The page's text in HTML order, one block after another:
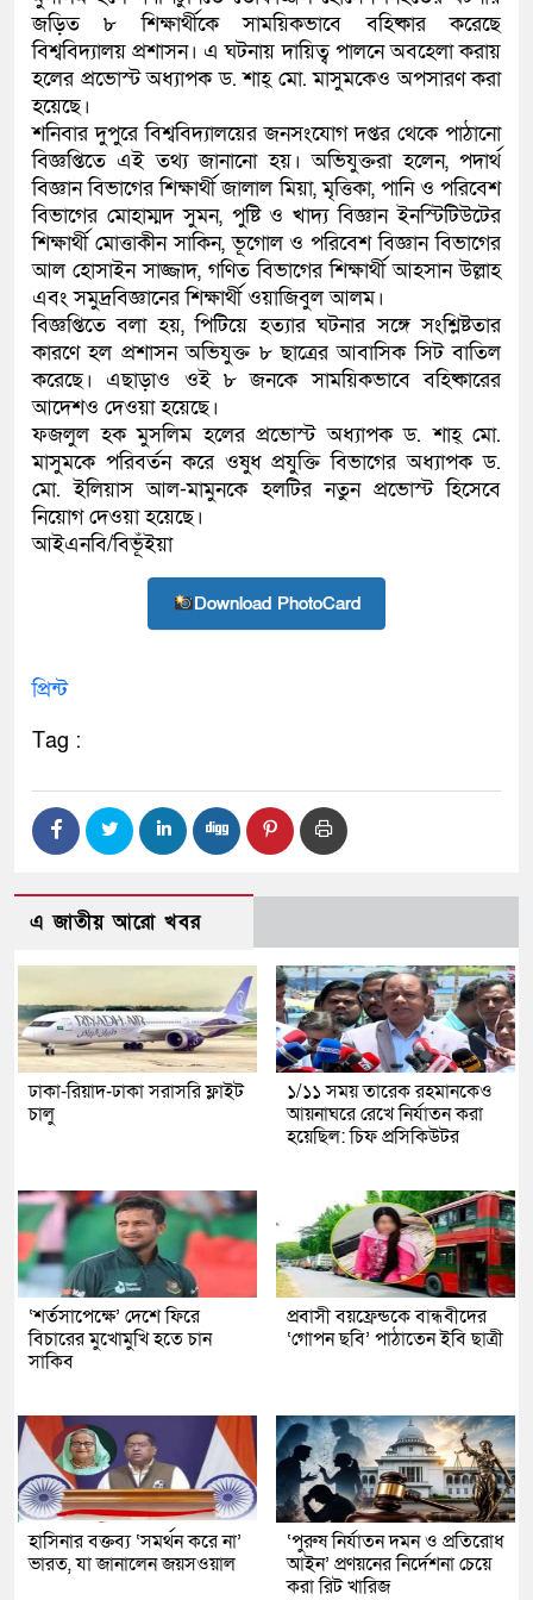
কলিমউল্লাহকে (ভিডিও)
জড়িত ৮ শিক্ষার্থীকে সাময়িকভাবে বহিষ্কার করেছে
বিশ্ববিদ্যালয় প্রশাসন। এ ঘটনায় দায়িত্ব পালনে অবহেলা করায়
হলের প্রভোস্ট অধ্যাপক ড. শাহ্ মো. মাসুমকেও অপসারণ করা
হয়েছে।
শনিবার দুপুরে বিশ্ববিদ্যালয়ের জনসংযোগ দপ্তর থেকে পাঠানো
বিজ্ঞপ্তিতে এই তথ্য জানানো হয়। অভিযুক্তরা হলেন, পদার্থ
বিজ্ঞান বিভাগের শিক্ষার্থী জালাল মিয়া, মৃত্তিকা, পানি ও পরিবেশ
বিভাগের মোহাম্মদ সুমন, পুষ্টি ও খাদ্য বিজ্ঞান ইনস্টিটিউটের
শিক্ষার্থী মোত্তাকীন সাকিন, ভূগোল ও পরিবেশ বিজ্ঞান বিভাগের
আল হোসাইন সাজ্জাদ, গণিত বিভাগের শিক্ষার্থী আহসান উল্লাহ
এবং সমুদ্রবিজ্ঞানের শিক্ষার্থী ওয়াজিবুল আলম।
বিজ্ঞপ্তিতে বলা হয়, পিটিয়ে হত্যার ঘটনার সঙ্গে সংশ্লিষ্টতার
কারণে হল প্রশাসন অভিযুক্ত ৮ ছাত্রের আবাসিক সিট বাতিল
করেছে। এছাড়াও ওই ৮ জনকে সাময়িকভাবে বহিষ্কারের
আদেশও দেওয়া হয়েছে।
ফজলুল হক মুসলিম হলের প্রভোস্ট অধ্যাপক ড. শাহ্ মো.
মাসুমকে পরিবর্তন করে ওষুধ প্রযুক্তি বিভাগের অধ্যাপক ড.
মো. ইলিয়াস আল-মামুনকে হলটির নতুন প্রভোস্ট হিসেবে
নিয়োগ দেওয়া হয়েছে।
আইএনবি/বিভূঁইয়া
Download PhotoCard
প্রিন্ট
Tag :
এ জাতীয় আরো খবর
ঢাকা-রিয়াদ-ঢাকা সরাসরি ফ্লাইট
চালু
১/১১ সময় তারেক রহমানকেও
আয়নাঘরে রেখে নির্যাতন করা
হয়েছিল: চিফ প্রসিকিউটর
‘শর্তসাপেক্ষে’ দেশে ফিরে
বিচারের মুখোমুখি হতে চান
সাকিব
প্রবাসী বয়ফ্রেন্ডকে বান্ধবীদের
‘গোপন ছবি’ পাঠাতেন ইবি ছাত্রী
হাসিনার বক্তব্য ‘সমর্থন করে না’
ভারত, যা জানালেন জয়সওয়াল
‘পুরুষ নির্যাতন দমন ও প্রতিরোধ
আইন’ প্রণয়নের নির্দেশনা চেয়ে
করা রিট খারিজ